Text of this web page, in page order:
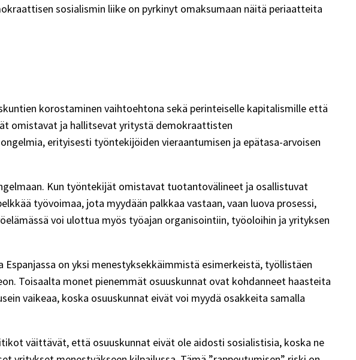
sosialismin liike on pyrkinyt omaksumaan näitä periaatteita
korostaminen vaihtoehtona sekä perinteiselle kapitalismille että
omistavat ja hallitsevat yritystä demokraattisten
erityisesti työntekijöiden vieraantumisen ja epätasa-arvoisen
Kun työntekijät omistavat tuotantovälineet ja osallistuvat
työvoimaa, jota myydään palkkaa vastaan, vaan luova prosessi,
voi ulottua myös työajan organisointiin, työoloihin ja yrityksen
on yksi menestyksekkäimmistä esimerkeistä, työllistäen
Toisaalta monet pienemmät osuuskunnat ovat kohdanneet haasteita
vaikeaa, koska osuuskunnat eivät voi myydä osakkeita samalla
väittävät, että osuuskunnat eivät ole aidosti sosialistisia, koska ne